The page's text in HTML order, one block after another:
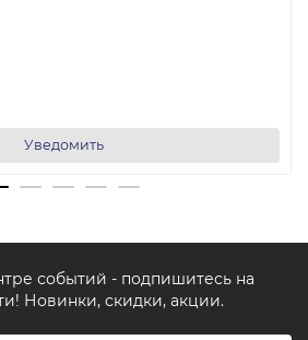
Уведомить
событий - подпишитесь на
Новинки, скидки, акции.
за минуту